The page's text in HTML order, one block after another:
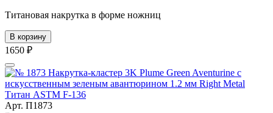
Титановая накрутка в форме ножниц
В корзину
1650 ₽
Арт. П1873